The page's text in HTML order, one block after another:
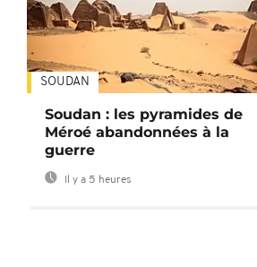
SOUDAN
Soudan : les pyramides de
Méroé abandonnées à la
guerre
Il y a 5 heures